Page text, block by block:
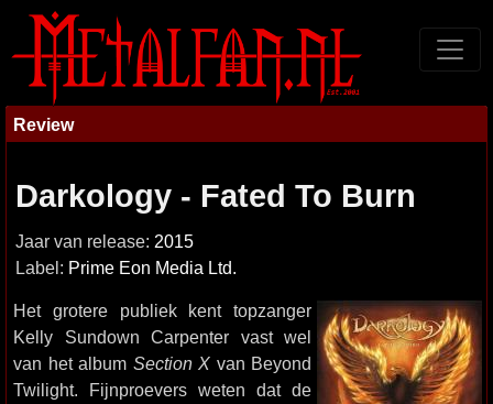
Review
Darkology - Fated To Burn
Jaar van release: 2015
Label: Prime Eon Media Ltd.
Het grotere publiek kent topzanger
Kelly Sundown Carpenter vast wel
van het album Section X van Beyond
Twilight. Fijnproevers weten dat de